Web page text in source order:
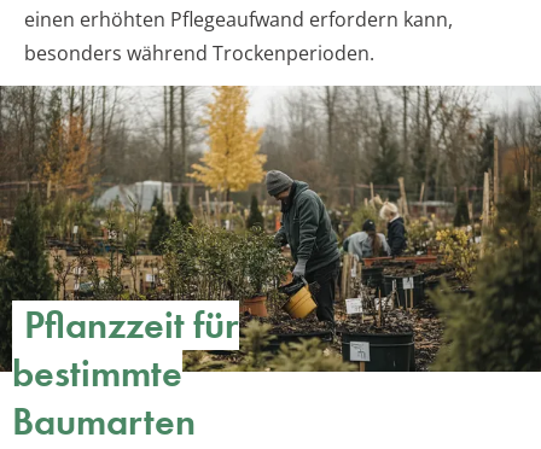
einen erhöhten Pflegeaufwand erfordern kann,
besonders während Trockenperioden.
Pflanzzeit für
bestimmte
Baumarten